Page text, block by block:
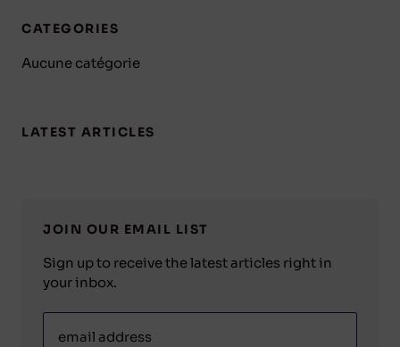
CATEGORIES
Aucune catégorie
LATEST ARTICLES
JOIN OUR EMAIL LIST
Sign up to receive the latest articles right in
your inbox.
email address